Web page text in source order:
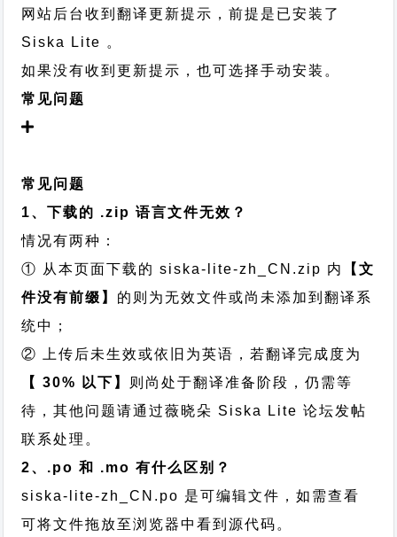
网站后台收到翻译更新提示，前提是已安装了
Siska Lite 。
如果没有收到更新提示，也可选择手动安装。
常见问题
常见问题
1、下载的 .zip 语言文件无效？
情况有两种：
① 从本页面下载的 siska-lite-zh_CN.zip 内
【文
件没有前缀】 的则为无效文件或尚未添加到翻译系
统中；
② 上传后未生效或依旧为英语，若翻译完成度为
【 30% 以下】 则尚处于翻译准备阶段，仍需等
待，其他问题请通过薇晓朵 Siska Lite 论坛发帖
联系处理。
2、.po 和 .mo 有什么区别？
siska-lite-zh_CN.po 是可编辑文件，如需查看
可将文件拖放至浏览器中看到源代码。